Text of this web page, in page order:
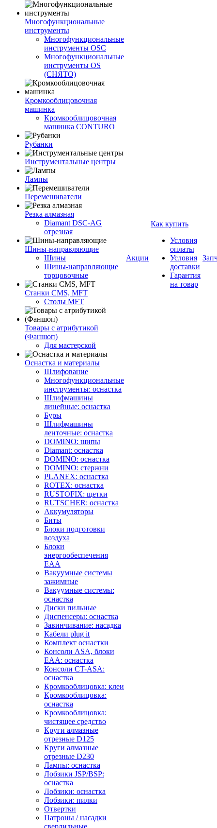
Многофункциональные
инструменты
Многофункциональные
инструменты OSC
Многофункциональные
инструменты OS
(СНЯТО)
Кромкооблицовочная
машинка
Кромкооблицовочная
машинка CONTURO
Рубанки
Инструментальные центры
Лампы
Перемешиватели
Резка алмазная
Diamant DSC-AG
отрезная
Шины-направляющие
Шины
Шины-направляющие
торцовочные
Станки CMS, MFT
Столы MFT
Товары с атрибутикой
(Фаншоп)
Для мастерской
Оснастка и материалы
Шлифование
Многофункциональные
инструменты: оснастка
Шлифмашины
линейные: оснастка
Буры
Шлифмашины
ленточные: оснастка
DOMINO: шипы
Diamant: оснастка
DOMINO: оснастка
DOMINO: стержни
PLANEX: оснастка
ROTEX: оснастка
RUSTOFIX: щетки
RUTSCHER: оснастка
Аккумуляторы
Биты
Блоки подготовки
воздуха
Блоки
энергообеспечения
EAA
Вакуумные системы
зажимные
Вакуумные системы:
оснастка
Диски пильные
Диспенсеры: оснастка
Завинчивание: насадка
Кабели plug it
Комплект оснастки
Консоли ASA, блоки
EAA: оснастка
Консоли CT-ASA:
оснастка
Кромкооблицовка: клеи
Кромкооблицовка:
оснастка
Кромкооблицовка:
чистящее средство
Круги алмазные
отрезные D125
Круги алмазные
отрезные D230
Лампы: оснастка
Лобзики JSP/BSP:
оснастка
Лобзики: оснастка
Лобзики: пилки
Отвертки
Патроны / насадки
сверлильные
Акции
Как купить
Условия
оплаты
Условия
доставки
Гарантия
на товар